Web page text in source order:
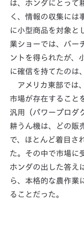
は、ホンダにとって
く、情報の収集には
に小型商品を対象と
業ショーでは、バー
ントを得られたが、
に確信を持てたのは
アメリカ東部では
市場が存在すること
汎用（パワープロダ
耕うん機は、どの販
で、ほとんど着目さ
た。その中で市場に
ホンダの出した答え
ら、本格的な農作業
ることだった。